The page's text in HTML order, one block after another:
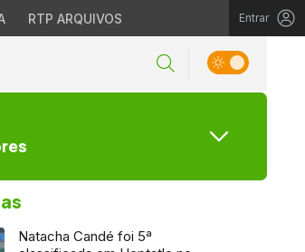
RTP ARQUIVOS Entrar
Natacha Candé foi 5ª